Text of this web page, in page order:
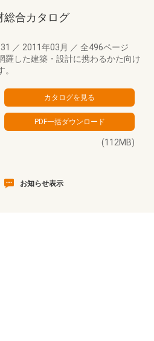
総合カタログ
／ 2011年03月 ／ 全496ページ
羅した建築・設計に携わるかた向け
(112MB)
お知らせ表示